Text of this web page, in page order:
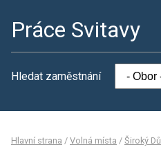
Práce Svitavy
Hledat zaměstnání
Hlavní strana / Volná místa / Široký Důl